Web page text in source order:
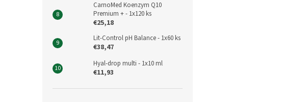
CarnoMed Koenzym Q10
Premium + - 1x120 ks
€25,18
Lit-Control pH Balance - 1x60 ks
€38,47
Hyal-drop multi - 1x10 ml
€11,93